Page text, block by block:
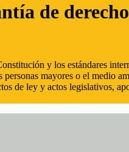
de
y los estándares
mayores o el medio
de ley y actos legislativos,